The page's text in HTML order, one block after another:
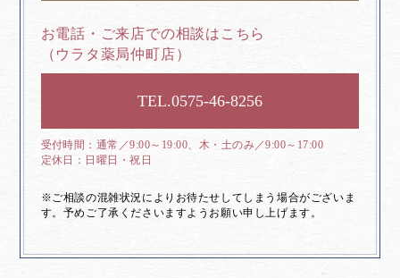
お電話・ご来店での相談はこちら
（ウラタ薬局仲町店）
0575-46-8256
通常／9:00～19:00、木・土のみ／9:00～17:00
日曜日・祝日
※ご相談の混雑状況によりお待たせしてしまう場合がございま
す。予めご了承くださいますようお願い申し上げます。